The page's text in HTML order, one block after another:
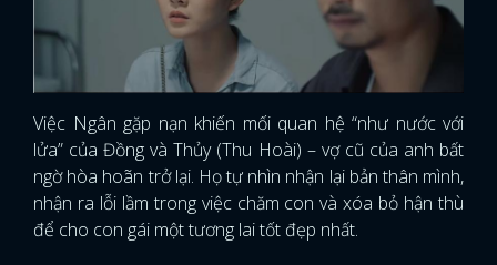
Việc Ngân gặp nạn khiến mối quan hệ “như nước với
lửa” của Đồng và Thủy (Thu Hoài) – vợ cũ của anh bất
ngờ hòa hoãn trở lại. Họ tự nhìn nhận lại bản thân mình,
nhận ra lỗi lầm trong việc chăm con và xóa bỏ hận thù
để cho con gái một tương lai tốt đẹp nhất.